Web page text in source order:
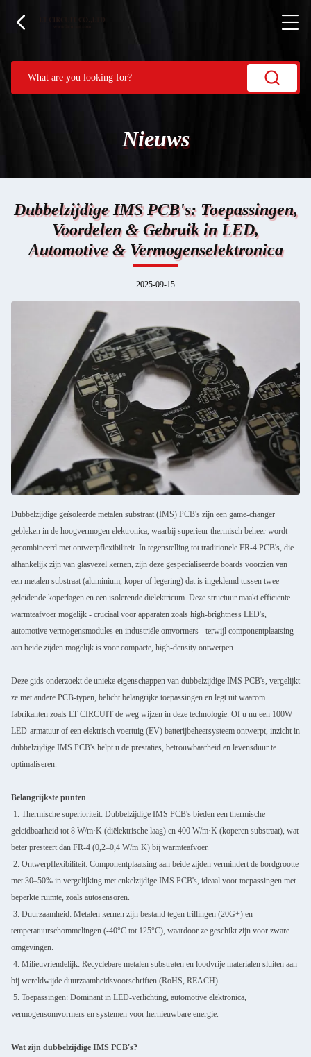
Nieuws
Dubbelzijdige IMS PCB's: Toepassingen,
Voordelen & Gebruik in LED,
Automotive & Vermogenselektronica
2025-09-15
Dubbelzijdige geïsoleerde metalen substraat (IMS) PCB's zijn een game-changer
gebleken in de hoogvermogen elektronica, waarbij superieur thermisch beheer wordt
gecombineerd met ontwerpflexibiliteit. In tegenstelling tot traditionele FR-4 PCB's, die
afhankelijk zijn van glasvezel kernen, zijn deze gespecialiseerde boards voorzien van
een metalen substraat (aluminium, koper of legering) dat is ingeklemd tussen twee
geleidende koperlagen en een isolerende diëlektricum. Deze structuur maakt efficiënte
warmteafvoer mogelijk - cruciaal voor apparaten zoals high-brightness LED's,
automotive vermogensmodules en industriële omvormers - terwijl componentplaatsing
aan beide zijden mogelijk is voor compacte, high-density ontwerpen.
Deze gids onderzoekt de unieke eigenschappen van dubbelzijdige IMS PCB's, vergelijkt
ze met andere PCB-typen, belicht belangrijke toepassingen en legt uit waarom
fabrikanten zoals LT CIRCUIT de weg wijzen in deze technologie. Of u nu een 100W
LED-armatuur of een elektrisch voertuig (EV) batterijbeheersysteem ontwerpt, inzicht in
dubbelzijdige IMS PCB's helpt u de prestaties, betrouwbaarheid en levensduur te
optimaliseren.
Belangrijkste punten
1. Thermische superioriteit: Dubbelzijdige IMS PCB's bieden een thermische
geleidbaarheid tot 8 W/m·K (diëlektrische laag) en 400 W/m·K (koperen substraat), wat
beter presteert dan FR-4 (0,2–0,4 W/m·K) bij warmteafvoer.
2. Ontwerpflexibiliteit: Componentplaatsing aan beide zijden vermindert de bordgrootte
met 30–50% in vergelijking met enkelzijdige IMS PCB's, ideaal voor toepassingen met
beperkte ruimte, zoals autosensoren.
3. Duurzaamheid: Metalen kernen zijn bestand tegen trillingen (20G+) en
temperatuurschommelingen (-40°C tot 125°C), waardoor ze geschikt zijn voor zware
omgevingen.
4. Milieuvriendelijk: Recyclebare metalen substraten en loodvrije materialen sluiten aan
bij wereldwijde duurzaamheidsvoorschriften (RoHS, REACH).
5. Toepassingen: Dominant in LED-verlichting, automotive elektronica,
vermogensomvormers en systemen voor hernieuwbare energie.
Wat zijn dubbelzijdige IMS PCB's?